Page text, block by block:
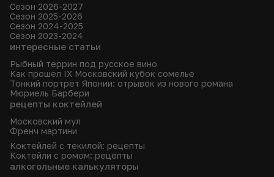
Сезон 2026-2027
Сезон 2025-2026
Сезон 2024-2025
Сезон 2023-2024
интересные статьи
Рыбный террин под русское вино
Как прошел IХ Московский кубок сомелье
Тонкий портрет Японии: отрывок из нового романа
Мюриель Барбери
рецепты коктейлей
Московский мул
Френч мартини
Коктейлей с текилой: рецепты
Коктейли с ромом: рецепты
алкогольные калькуляторы